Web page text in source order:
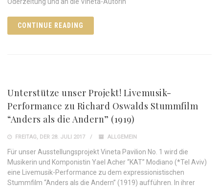
CONTINUE READING
Unterstütze unser Projekt! Livemusik-
Performance zu Richard Oswalds Stummfilm
“Anders als die Andern” (1919)
FREITAG, DER 28. JULI 2017 ALLGEMEIN
Für unser Ausstellungsprojekt Vineta Pavilion No. 1 wird die
Musikerin und Komponistin Yael Acher “KAT” Modiano (*Tel Aviv)
eine Livemusik-Performance zu dem expressionistischen
Stummfilm “Anders als die Andern” (1919) aufführen. In ihrer